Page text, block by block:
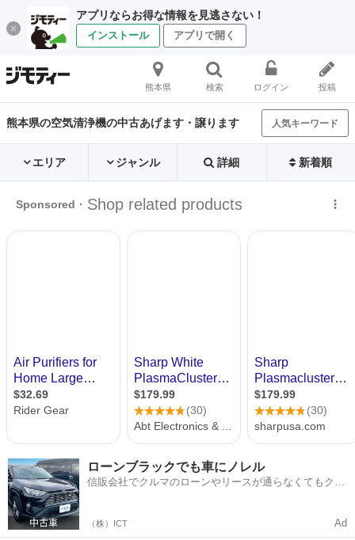
アプリならお得な情報を見逃さない！
インストール アプリで開く
熊本県 検索 ログイン 投稿
熊本県の空気清浄機の中古あげます・譲ります 人気キーワード
エリア ジャンル 詳細 新着順
ローンブラックでも車にノレル
信販会社でクルマのローンやリースが通らなくてもクル
（株）ICT Ad